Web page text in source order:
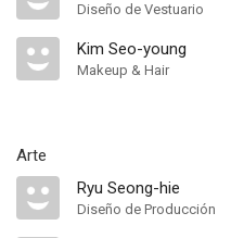
Diseño de Vestuario
Kim Seo-young
Makeup & Hair
Arte
Ryu Seong-hie
Diseño de Producción